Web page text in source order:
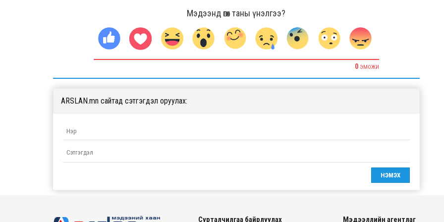
Мэдээнд өгөх таны үнэлгээ?
0 ЭМОЖИ
ARSLAN.mn сайтад сэтгэгдэл оруулах:
Сурталчилгаа байрлуулах Мэдээллийн агентлаг